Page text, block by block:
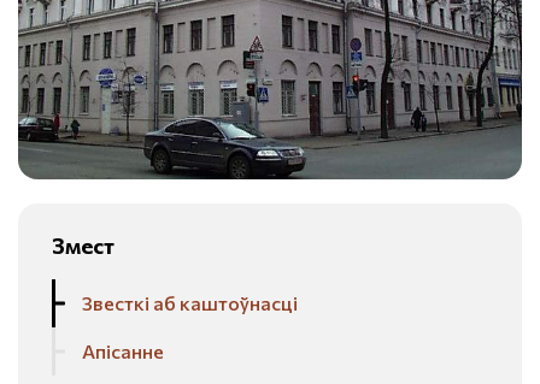
Змест
Звесткі аб каштоўнасці
Апісанне